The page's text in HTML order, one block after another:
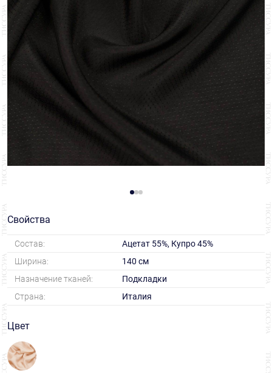
Свойства
Состав:
Ацетат 55%, Купро 45%
Ширина:
140 см
Назначение тканей:
Подкладки
Страна:
Италия
Цвет